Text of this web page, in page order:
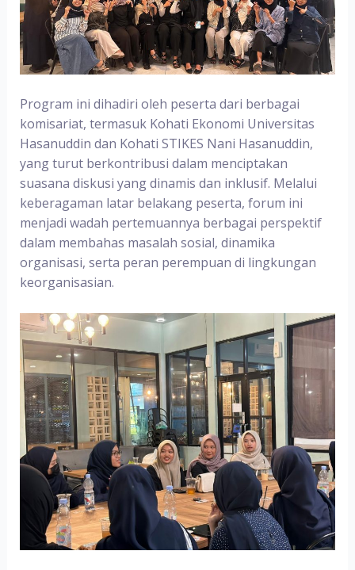
Program ini dihadiri oleh peserta dari berbagai
komisariat, termasuk Kohati Ekonomi Universitas
Hasanuddin dan Kohati STIKES Nani Hasanuddin,
yang turut berkontribusi dalam menciptakan
suasana diskusi yang dinamis dan inklusif. Melalui
keberagaman latar belakang peserta, forum ini
menjadi wadah pertemuannya berbagai perspektif
dalam membahas masalah sosial, dinamika
organisasi, serta peran perempuan di lingkungan
keorganisasian.